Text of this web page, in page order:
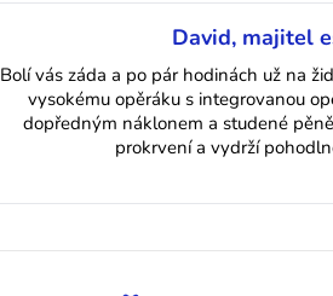
David, majitel
Bolí vás záda a po pár hodinách už na
vysokému opěráku s integrovanou
dopředným náklonem a studené
prokrvení a vydrží